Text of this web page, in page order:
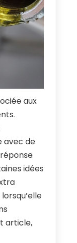
aux
.
avec de
idées
article,